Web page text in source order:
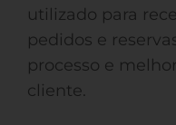
utilizado para
pedidos e
processo e
cliente.